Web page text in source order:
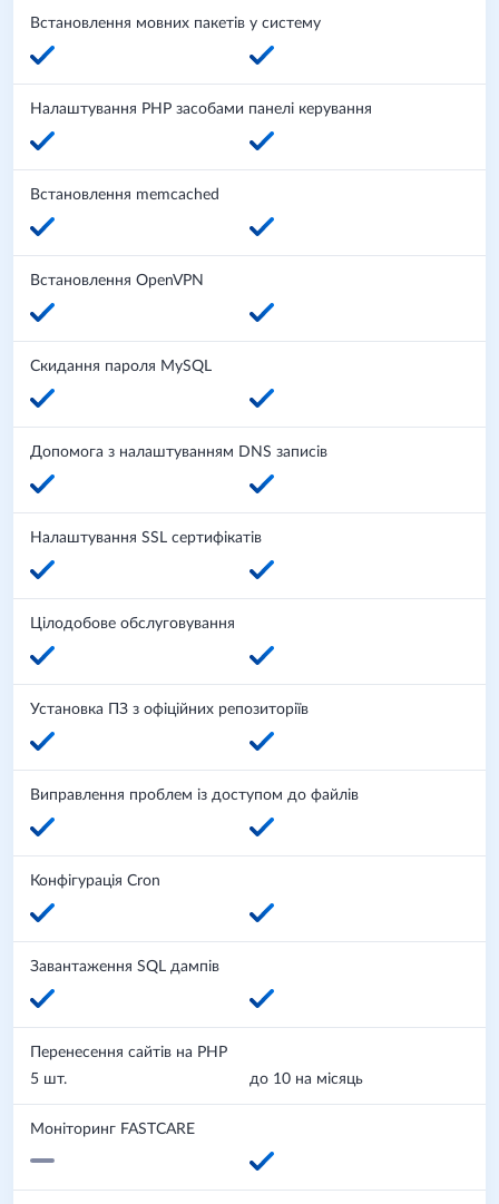
Встановлення мовних пакетів у систему
Налаштування PHP засобами панелі керування
Встановлення memcached
Встановлення OpenVPN
Скидання пароля MySQL
Допомога з налаштуванням DNS записів
Налаштування SSL сертифікатів
Цілодобове обслуговування
Установка ПЗ з офіційних репозиторіїв
Виправлення проблем із доступом до файлів
Конфігурація Cron
Завантаження SQL дампів
Перенесення сайтів на PHP
5 шт.
до 10 на місяць
Моніторинг FASTCARE